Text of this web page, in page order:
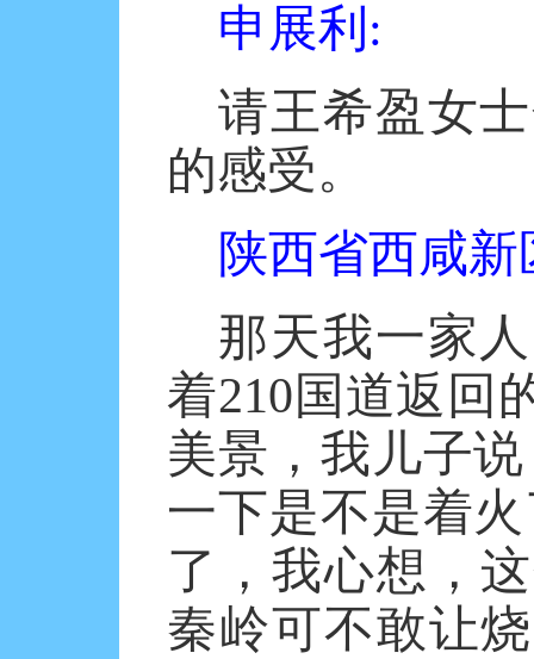
申展利 :
请王希盈女
的感受。
陕西省西咸
那天我一家
着210国道返回
美景，我儿子
一下是不是着
了，我心想，
秦岭可不敢让